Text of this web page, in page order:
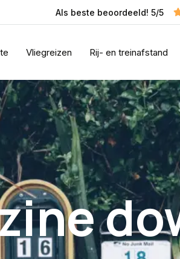
Als beste beoordeeld! 5/5
Vliegreizen Rij- en treinafstand